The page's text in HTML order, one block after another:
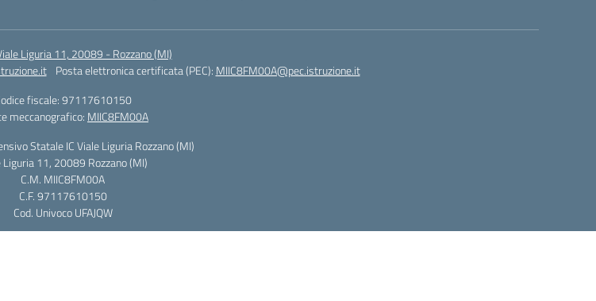
Liguria 11, 20089 - Rozzano (MI)
Posta elettronica certificata (PEC): MIIC8FM00A@pec.istruzione.it
fiscale: 97117610150
meccanografico: MIIC8FM00A
Statale IC Viale Liguria Rozzano (MI)
Liguria 11, 20089 Rozzano (MI)
C.M. MIIC8FM00A
C.F. 97117610150
Cod. Univoco UFAJQW